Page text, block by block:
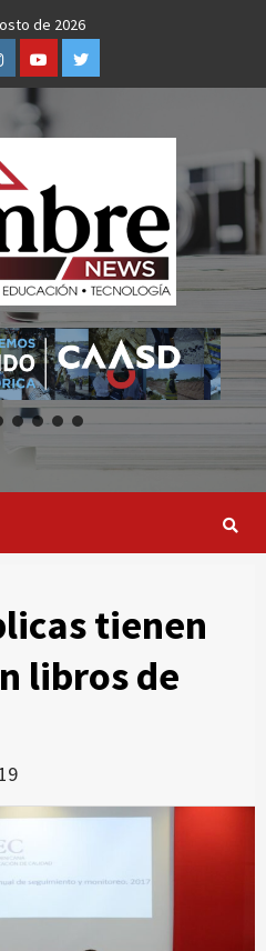
de 2026
YoutubeTwitter
tienen
libros de